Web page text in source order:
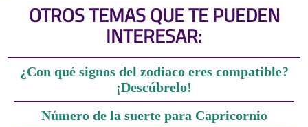
OTROS TEMAS QUE TE PUEDEN
INTERESAR:
¿Con qué signos del zodiaco eres compatible?
¡Descúbrelo!
Número de la suerte para Capricornio